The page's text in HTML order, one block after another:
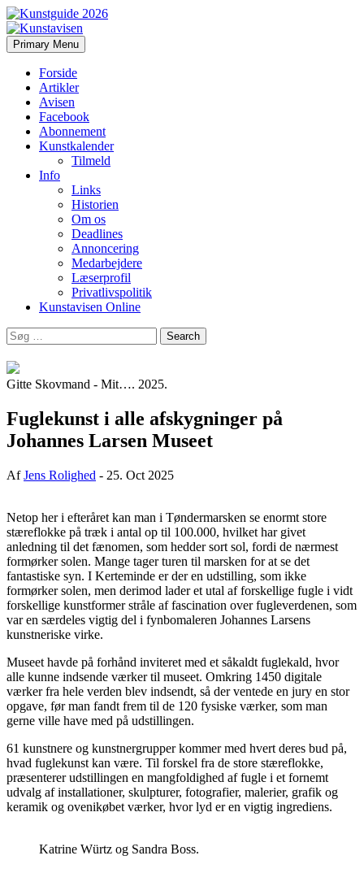
Kunstavisen
Search
Primary Menu Skip
to
Forside
Artikler
Avisen
Facebook
Abonnement
Kunstkalender
Tilmeld
Info
Links
Historien
Om os
Deadlines
Annoncering
Medarbejdere
Læserprofil
Privatlivspolitik
Kunstavisen Online
Search
for:
Gitte Skovmand - Mit…. 2025.
Fuglekunst i alle afskygninger på
Johannes Larsen Museet
AfJens Rolighed - 25. Oct 2025
Netop her i efteråret kan man i Tøndermarsken se enormt store
stæreflokke på træk i antal op til 100.000, hvilket har givet
anledning til det fænomen, som hedder sort sol, fordi de nærmest
formørker solen. Mange tager turen til marsken for at se det
fantastiske syn. I Kerteminde er der en udstilling, som ikke
formørker solen, men derimod lader et utal af forskellige fugle i vidt
forskellige kunstformer stråle af fascination over fugleverdenen, som
var en særdeles vigtig del i fynbomaleren Johannes Larsens
kunstneriske virke.
Museet havde på forhånd inviteret med et såkaldt fuglekald, hvor
alle kunne indsende værker til museet. Omkring 1450 digitale
værker fra hele verden blev indsendt, så der ventede en jury en stor
opgave, før man fandt frem til de 120 fysiske værker, som man
gerne ville have med på udstillingen.
61 kunstnere og kunstnergrupper kommer med hvert deres bud på,
hvad fuglekunst kan være. Til forskel fra de store stæreflokke,
præsenterer udstillingen en mangfoldighed af fugle i et fornemt
udvalg af installationer, skulpturer, fotografier, malerier, grafik og
keramik og ovenikøbet værker, hvor lyd er en vigtig ingrediens.
Katrine Würtz og Sandra Boss.